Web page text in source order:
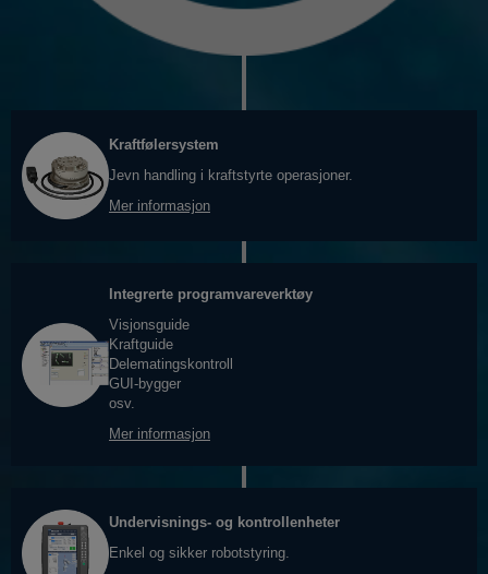
Kraftfølersystem
Jevn handling i kraftstyrte operasjoner.
Mer informasjon
Integrerte programvareverktøy
Visjonsguide
Kraftguide
Delematingskontroll
GUI-bygger
osv.
Mer informasjon
Undervisnings- og kontrollenheter
Enkel og sikker robotstyring.